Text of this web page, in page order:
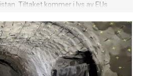
Tiltaket kommer i lys av EUs
av disse materialene fra Kina.
i Sentral-Asia På papiret
Vakulchuk leder kinesiske
prosjekter for kritiske råmaterialer i
rundt 70 prosent av regionens